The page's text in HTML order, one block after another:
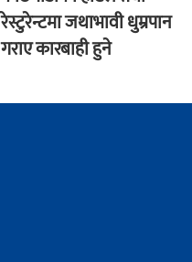
रेस्टुरेन्टमा जथाभावी धुम्रपान
गराए कारबाही हुने